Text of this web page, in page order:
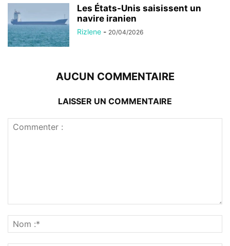
Les États-Unis saisissent un
navire iranien
Rizlene - 20/04/2026
AUCUN COMMENTAIRE
LAISSER UN COMMENTAIRE